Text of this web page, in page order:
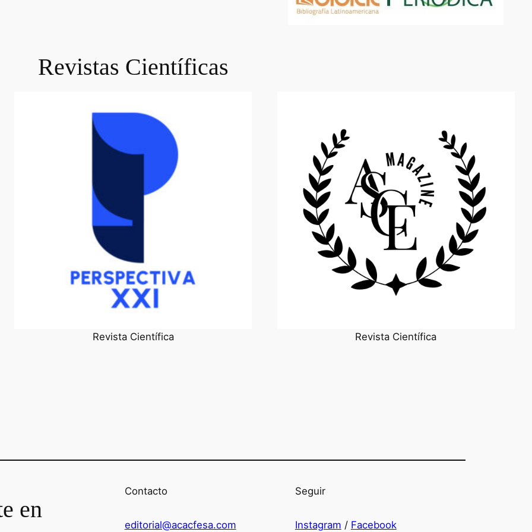
Revistas Científicas
Revista Científica Revista Científica
en
Contacto
editorial@acacfesa.com
Seguir
Instagram / Facebook